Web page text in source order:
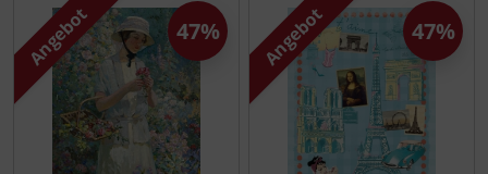
Angebot 47% Angebot 47%